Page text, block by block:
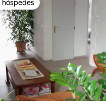
preferidos dos hóspedes
hóspedes